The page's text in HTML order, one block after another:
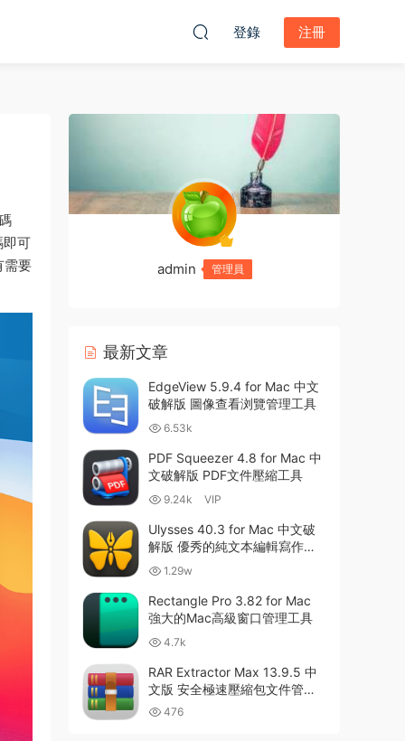
登錄 注冊
可
需要
admin 管理員
最新文章
EdgeView 5.9.4 for Mac 中文
破解版 圖像查看浏覽管理工具
6.53k
PDF Squeezer 4.8 for Mac 中
文破解版 PDF文件壓縮工具
9.24k VIP
Ulysses 40.3 for Mac 中文破
解版 優秀的純文本編輯寫作軟
件 1.29w
Rectangle Pro 3.82 for Mac
強大的Mac高級窗口管理工具
4.7k
RAR Extractor Max 13.9.5 中
文版 安全極速壓縮包文件管理
器 476